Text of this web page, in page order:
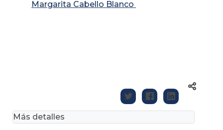
Margarita Cabello Blanco
Más detalles